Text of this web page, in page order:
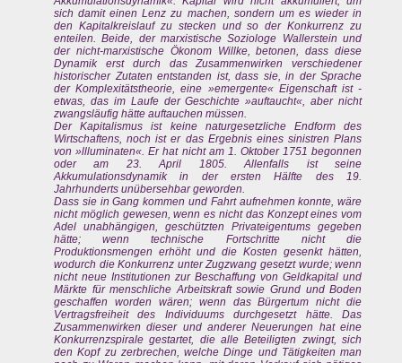
sich damit einen Lenz zu machen, sondern um es wieder in
den Kapitalkreislauf zu stecken und so der Konkurrenz zu
enteilen. Beide, der marxistische Soziologe Wallerstein und
der nicht-marxistische Ökonom Willke, betonen, dass diese
Dynamik erst durch das Zusammenwirken verschiedener
historischer Zutaten entstanden ist, dass sie, in der Sprache
der Komplexitätstheorie, eine »emergente« Eigenschaft ist -
etwas, das im Laufe der Geschichte »auftaucht«, aber nicht
zwangsläufig hätte auftauchen müssen.
Der Kapitalismus ist keine naturgesetzliche Endform des
Wirtschaftens, noch ist er das Ergebnis eines sinistren Plans
von »llluminaten«. Er hat nicht am 1. Oktober 1751 begonnen
oder am 23. April 1805. Allenfalls ist seine
Akkumulationsdynamik in der ersten Hälfte des 19.
Jahrhunderts unübersehbar geworden.
Dass sie in Gang kommen und Fahrt aufnehmen konnte, wäre
nicht möglich gewesen, wenn es nicht das Konzept eines vom
Adel unabhängigen, geschützten Privateigentums gegeben
hätte; wenn technische Fortschritte nicht die
Produktionsmengen erhöht und die Kosten gesenkt hätten,
wodurch die Konkurrenz unter Zugzwang gesetzt wurde; wenn
nicht neue Institutionen zur Beschaffung von Geldkapital und
Märkte für menschliche Arbeitskraft sowie Grund und Boden
geschaffen worden wären; wenn das Bürgertum nicht die
Vertragsfreiheit des Individuums durchgesetzt hätte. Das
Zusammenwirken dieser und anderer Neuerungen hat eine
Konkurrenzspirale gestartet, die alle Beteiligten zwingt, sich
den Kopf zu zerbrechen, welche Dinge und Tätigkeiten man